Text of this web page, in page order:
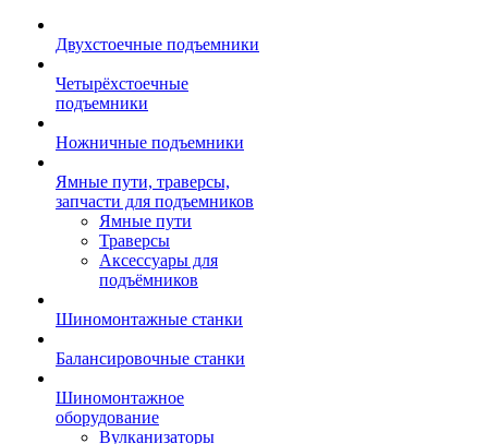
Двухстоечные подъемники
Четырёхстоечные
подъемники
Ножничные подъемники
Ямные пути, траверсы,
запчасти для подъемников
Ямные пути
Траверсы
Аксессуары для
подъёмников
Шиномонтажные станки
Балансировочные станки
Шиномонтажное
оборудование
Вулканизаторы